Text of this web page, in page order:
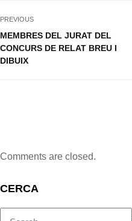
PREVIOUS
MEMBRES DEL JURAT DEL
CONCURS DE RELAT BREU I
DIBUIX
Comments are closed.
CERCA